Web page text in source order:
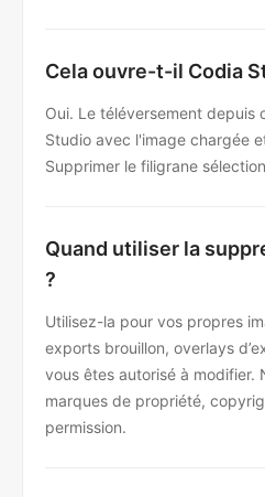
Cela ouvre-t-il Codia
Oui. Le téléversement depuis
Studio avec l'image chargée
Supprimer le filigrane
Quand utiliser la
?
Utilisez-la pour vos propres
exports brouillon, overlays
vous êtes autorisé à modifier.
marques de propriété,
permission.